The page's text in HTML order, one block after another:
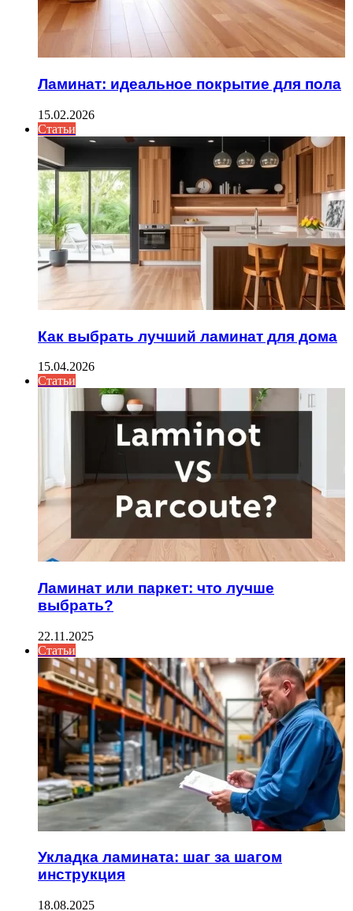
Ламинат: идеальное покрытие для пола
15.02.2026
Статьи
Как выбрать лучший ламинат для дома
15.04.2026
Статьи
Ламинат или паркет: что лучше
выбрать?
22.11.2025
Статьи
Укладка ламината: шаг за шагом
инструкция
18.08.2025